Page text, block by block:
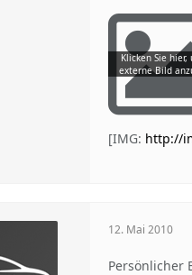
[IMG: http://
12. Mai 2010
Persönlicher